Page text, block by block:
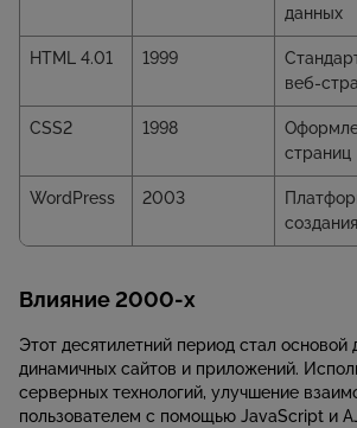
данных
HTML 4.01 1999
веб-
CSS2 1998
страниц
WordPress 2003
Влияние 2000-х
Этот десятилетний период стал
динамичных сайтов и приложений.
серверных технологий, улучшение
пользователем с помощью JavaScript и